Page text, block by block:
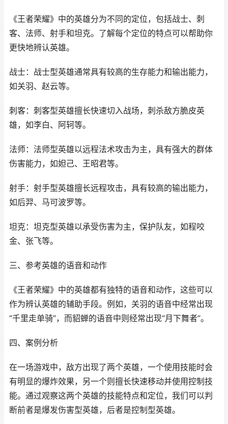
《王者荣耀》中的英雄分为不同的定位，包括战士、刺
客、法师、射手和坦克。了解每个定位的特点可以帮助你
更快地辨认英雄。
战士：战士型英雄通常具有较高的生存能力和输出能力，
如关羽、赵云等。
刺客：刺客型英雄擅长快速切入战场，刺杀敌方脆皮英
雄，如李白、阿轲等。
法师：法师型英雄以远程法术攻击为主，具有强大的群体
伤害能力，如妲己、王昭君等。
射手：射手型英雄擅长远程攻击，具有较高的输出能力，
如后羿、马可波罗等。
坦克：坦克型英雄以承受伤害为主，保护队友，如程咬
金、张飞等。
三、参考英雄的语音和动作
《王者荣耀》中的英雄都有独特的语音和动作，这些可以
作为辨认英雄的辅助手段。例如，关羽的语音中经常出现
“千里走单骑”，而貂蝉的语音中则经常出现“月下舞者”。
四、案例分析
在一场游戏中，敌方出现了两个英雄，一个使用技能时会
有明显的爆炸效果，另一个则擅长快速移动并使用控制技
能。通过观察这两个英雄的技能特点和定位，我们可以判
断前者是爆发伤害型英雄，后者是控制型英雄。